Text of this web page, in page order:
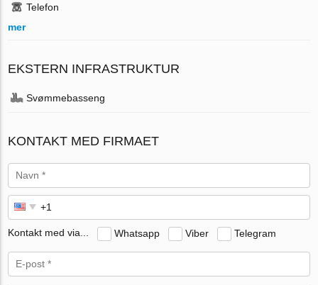
Telefon
mer
EKSTERN INFRASTRUKTUR
Svømmebasseng
KONTAKT MED FIRMAET
Kontakt med via... Whatsapp Viber Telegram